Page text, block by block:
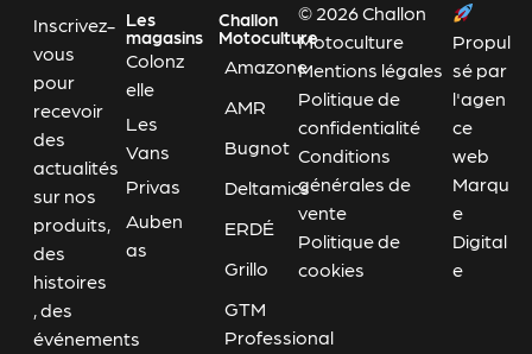
Inscrivez-
vous
pour
recevoir
des
actualités
sur nos
produits,
des
histoires
, des
événements
Les
magasins
Colonz
elle
Les
Vans
Privas
Auben
as
Challon
Motoculture
Amazone
AMR
Bugnot
Deltamics
ERDÉ
Grillo
GTM
Professional
© 2026 Challon
Motoculture
Mentions légales
Politique de
confidentialité
Conditions
générales de
vente
Politique de
cookies
Propul
sé par
l'agen
ce
web
Marqu
e
Digital
e